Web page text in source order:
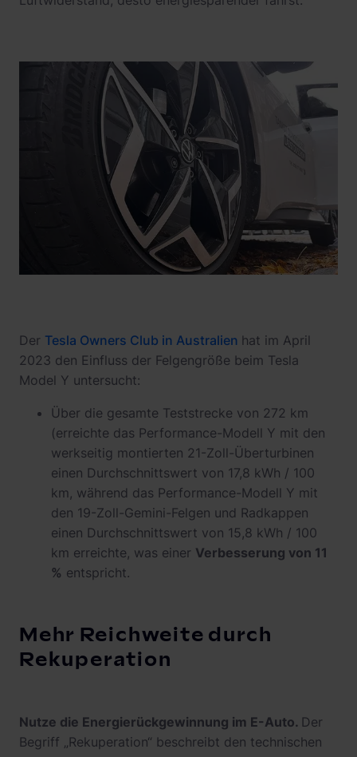
Der Tesla Owners Club in Australien hat im April
2023 den Einfluss der Felgengröße beim Tesla
Model Y untersucht:
Über die gesamte Teststrecke von 272 km
(erreichte das Performance-Modell Y mit den
werkseitig montierten 21-Zoll-Überturbinen
einen Durchschnittswert von 17,8 kWh / 100
km, während das Performance-Modell Y mit
den 19-Zoll-Gemini-Felgen und Radkappen
einen Durchschnittswert von 15,8 kWh / 100
km erreichte, was einer Verbesserung von 11
% entspricht.
Mehr Reichweite durch
Rekuperation
Nutze die Energierückgewinnung im E-Auto. Der
Begriff „Rekuperation“ beschreibt den technischen